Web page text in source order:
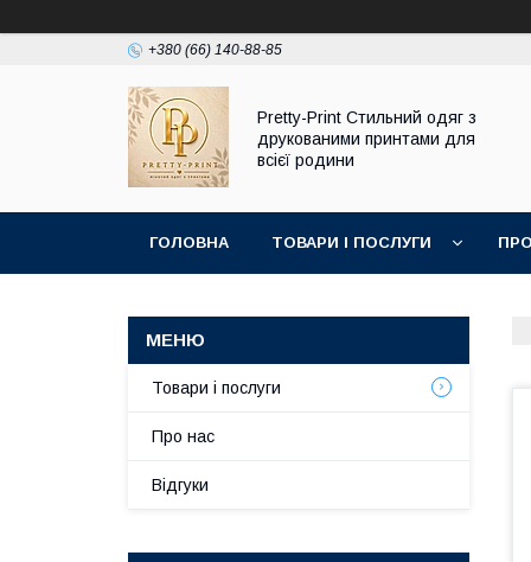
+380 (66) 140-88-85
Pretty-Print Стильний одяг з
друкованими принтами для
всієї родини
ГОЛОВНА ТОВАРИ І ПОСЛУГИ
Товари і послуги
Про нас
Відгуки